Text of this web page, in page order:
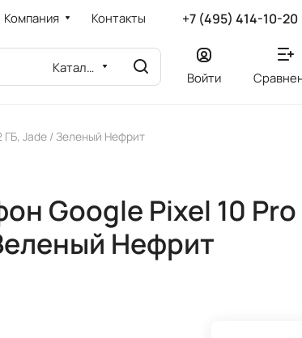
Компания Контакты +7 (495) 414-10-20
Каталог
Войти
ГБ, Jade / Зеленый Нефрит
Google Pixel 10 Pro
Нефрит